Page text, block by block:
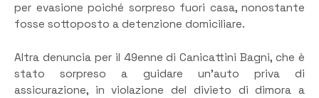
per evasione poiché sorpreso fuori casa, nonostante
fosse sottoposto a detenzione domiciliare.
Altra denuncia per il 49enne di Canicattini Bagni, che è
stato sorpreso a guidare un’auto priva di
assicurazione, in violazione del divieto di dimora a